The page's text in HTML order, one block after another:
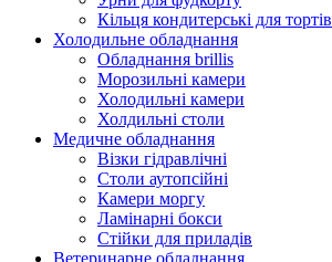
Кільця кондитерські для тортів
Холодильне обладнання
Обладнання brillis
Морозильні камери
Холодильні камери
Холдильні столи
Медичне обладнання
Візки гідравлічні
Столи аутопсійні
Камери моргу
Ламінарні бокси
Стійки для приладів
Ветеринарне обладнання